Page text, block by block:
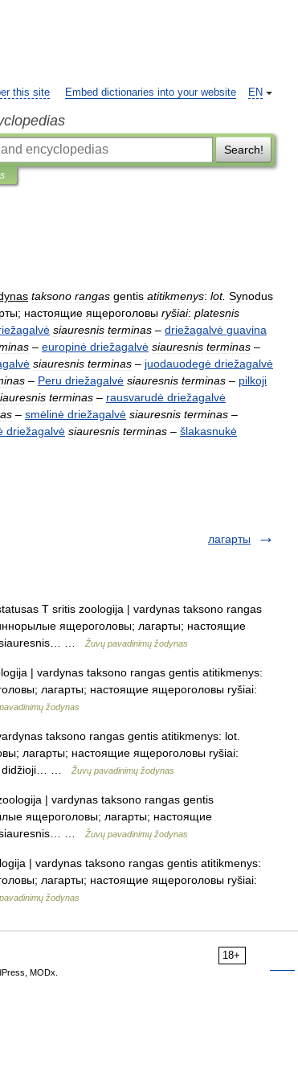
EN
this site Embed dictionaries into your website
Search!
taksono rangas gentis atitikmenys: lot. Synodus
; настоящие ящероголовы ryšiai: platesnis
siauresnis terminas – driežagalvė guavina
– europinė driežagalvė siauresnis terminas –
siauresnis terminas – juodauodegė driežagalvė
– Peru driežagalvė siauresnis terminas – pilkoji
terminas – rausvarudė driežagalvė
– smėlinė driežagalvė siauresnis terminas –
driežagalvė siauresnis terminas – šlakasnukė
лагарты
T sritis zoologija | vardynas taksono rangas
ящероголовы; лагарты; настоящие
siauresnis… …
Žuvų pavadinimų žodynas
| vardynas taksono rangas gentis atitikmenys:
лагарты; настоящие ящероголовы ryšiai:
žodynas
taksono rangas gentis atitikmenys: lot.
лагарты; настоящие ящероголовы ryšiai:
didžioji… …
Žuvų pavadinimų žodynas
| vardynas taksono rangas gentis
ящероголовы; лагарты; настоящие
siauresnis… …
Žuvų pavadinimų žodynas
| vardynas taksono rangas gentis atitikmenys:
лагарты; настоящие ящероголовы ryšiai:
žodynas
18+
MODx.